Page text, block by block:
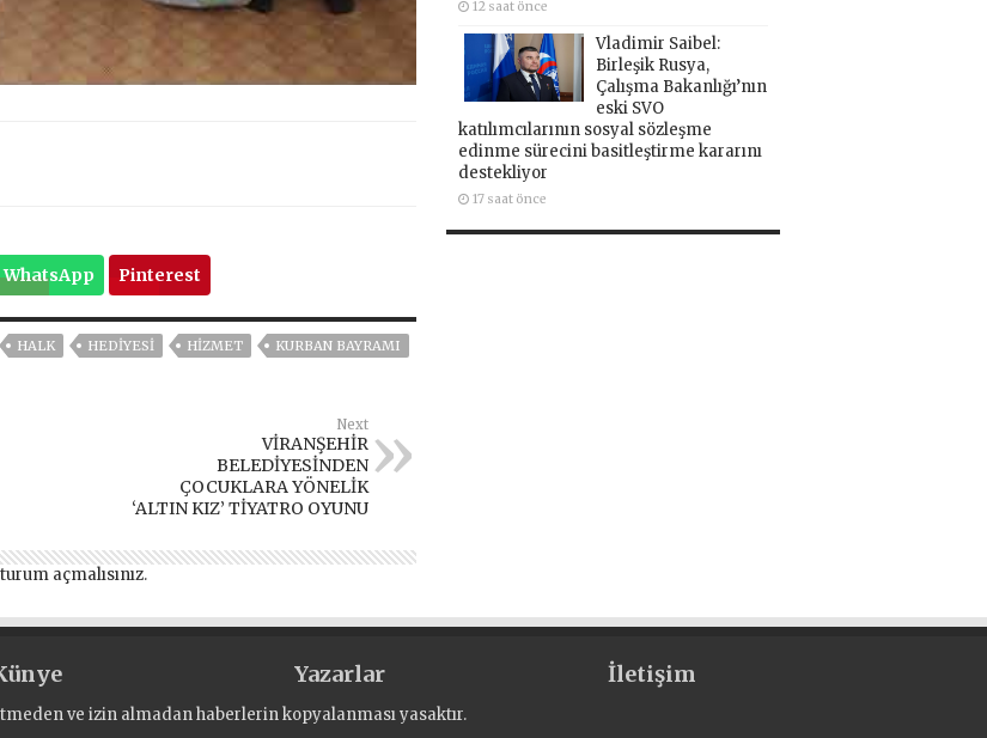
WhatsApp Pinterest
HALK HEDİYESİ HİZMET
KURBAN BAYRAMI
Next
VİRANŞEHİR
BELEDİYESİNDEN
ÇOCUKLARA YÖNELİK
‘ALTIN KIZ’ TİYATRO OYUNU
açmalısınız.
12 saat önce
Vladimir Saibel:
Birleşik Rusya,
Çalışma Bakanlığı’nın
eski SVO
katılımcılarının sosyal sözleşme
edinme sürecini basitleştirme kararını
destekliyor
17 saat önce
Yazarlar İletişim
ve izin almadan haberlerin kopyalanması yasaktır.